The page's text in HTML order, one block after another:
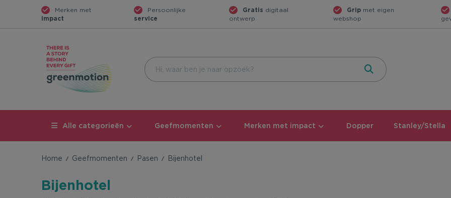
Merken met
impact
Persoonlijke
service
Gratis digitaal
ontwerp
Grip met eigen
webshop
Alle categorieën Geefmomenten Merken met impact Dopper Stanley/Stella
Home Geefmomenten Pasen Bijenhotel
Bijenhotel